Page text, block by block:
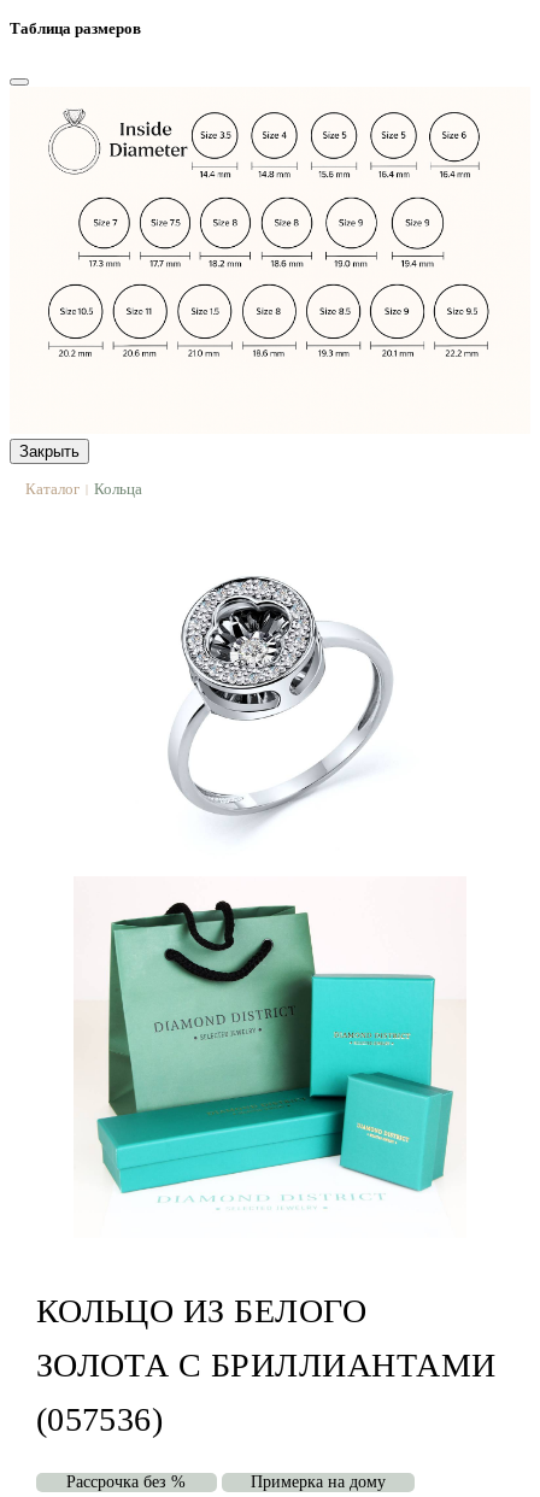
Таблица размеров
Закрыть
Каталог | Кольца
КОЛЬЦО ИЗ БЕЛОГО
ЗОЛОТА С БРИЛЛИАНТАМИ
(057536)
Рассрочка без % Примерка на дому